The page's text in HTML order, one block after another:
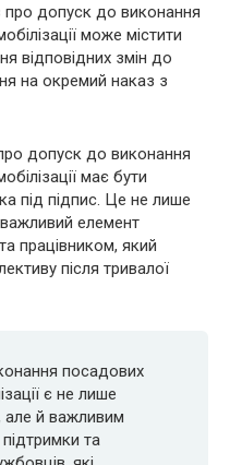
про допуск до виконання
може містити
відповідних змін до
на окремий наказ з
допуск до виконання
має бути
під підпис. Це не лише
елемент
працівником, який
після тривалої
посадових
є не лише
й важливим
та